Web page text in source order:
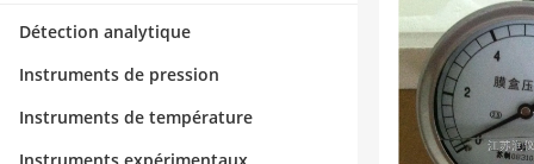
Détection analytique
Instruments de pression
Instruments de température